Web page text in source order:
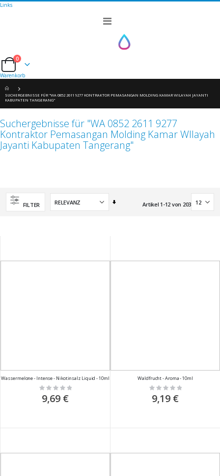
Links
Navigation
Cart
0
Warenkorb
SUCHERGEBNISSE FÜR "WA 0852 2611 9277 KONTRAKTOR PEMASANGAN MOLDING KAMAR WILAYAH JAYANTI
KABUPATEN TANGERANG"
Suchergebnisse für "WA 0852 2611 9277
Kontraktor Pemasangan Molding Kamar WIlayah
Jayanti Kabupaten Tangerang"
FILTER
AufsteigendArtikel 1 -12 von 203
Wassermelone - Intense - Nikotinsalz Liquid - 10ml
Rating:
0%
9,69 €
Waldfrucht - Aroma - 10ml
Rating:
0%
9,19 €